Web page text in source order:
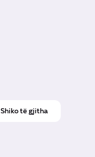
Shiko të gjitha